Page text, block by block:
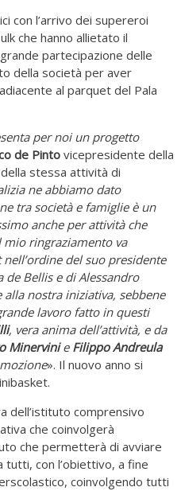
con l’arrivo dei supereroi
che hanno allietato il
partecipazione delle
della società per aver
al parquet del Pala
per noi un progetto
de Pintovicepresidente della
stessa attività di
ne abbiamo dato
tra società e famiglie è un
anche per attività che
ringraziamento va
del suo presidente
de Bellis e di Alessandro
nostra iniziativa, sebbene
lavoro fatto in questi
, vera anima dell’attività, e da
Minervinie Filippo Andreula
». Il nuovo anno si
dell’istituto comprensivo
che coinvolgerà
che permetterà di avviare
con l’obiettivo, a fine
coinvolgendo tutti